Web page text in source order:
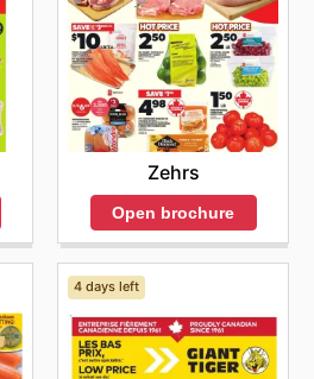
Zehrs
Open brochure
4 days left